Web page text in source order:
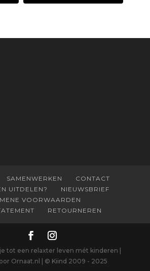
SAMENWERKEN
CONTACT
UITDELEN?
NIEUWSBRIEF
VOORWAARDEN
RETOURNEREN
tot een relaxter leven mét kinderen |
Ornaat.nl | © Kiind 2009 - 2025